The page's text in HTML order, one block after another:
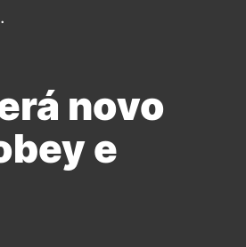
novo
e